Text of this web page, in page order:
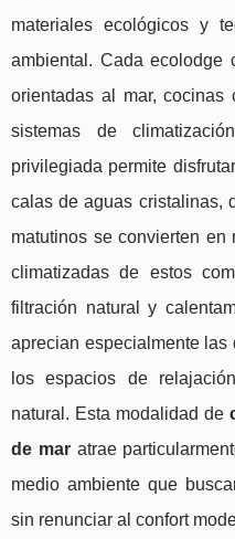
materiales ecológicos y
ambiental. Cada ecolodge
orientadas al mar, cocinas
sistemas de
privilegiada permite
calas de aguas cristalinas,
matutinos se convierten
climatizadas de estos
filtración natural y
aprecian especialmente las
los espacios de
natural. Esta modalidad de
de maratrae
medio ambiente que
sin renunciar al confort